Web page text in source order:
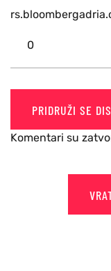
0
PRIDRUŽI SE
Komentari su